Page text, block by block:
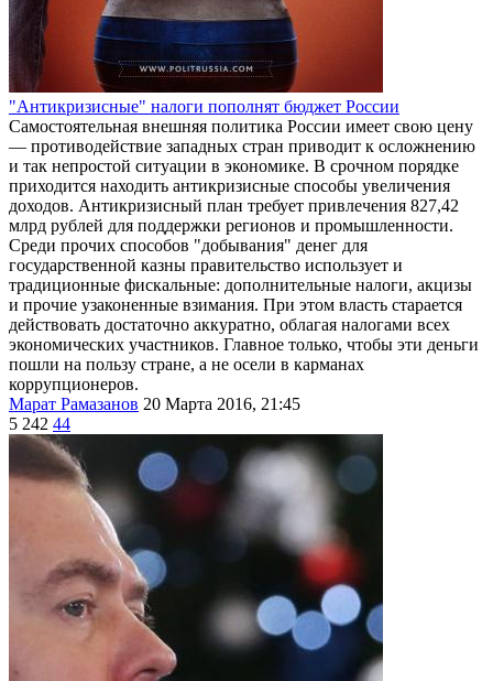
"Антикризисные" налоги пополнят бюджет России
Самостоятельная внешняя политика России имеет свою цену
— противодействие западных стран приводит к осложнению
и так непростой ситуации в экономике. В срочном порядке
приходится находить антикризисные способы увеличения
доходов. Антикризисный план требует привлечения 827,42
млрд рублей для поддержки регионов и промышленности.
Среди прочих способов "добывания" денег для
государственной казны правительство использует и
традиционные фискальные: дополнительные налоги, акцизы
и прочие узаконенные взимания. При этом власть старается
действовать достаточно аккуратно, облагая налогами всех
экономических участников. Главное только, чтобы эти деньги
пошли на пользу стране, а не осели в карманах
коррупционеров.
Марат Рамазанов 20 Марта 2016, 21:45
5 242 44